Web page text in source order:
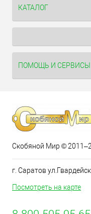
КАТАЛОГ
ПОМОЩЬ И СЕРВИСЫ
Скобяной Мир ©
г. Саратов
Посмотреть на карте